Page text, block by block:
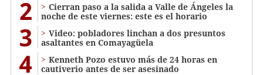
2
Cierran paso a la salida a Valle de Ángeles la
noche de este viernes: este es el horario
3
Video: pobladores linchan a dos presuntos
asaltantes en Comayagüela
4
Kenneth Pozo estuvo más de 24 horas en
cautiverio antes de ser asesinado